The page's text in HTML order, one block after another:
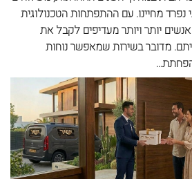
מחיינו. עם ההתפתחות הטכנולוגית
אנשים יותר ויותר מעדיפים לקבל את
מדובר בשירות שמאפשר נוחות